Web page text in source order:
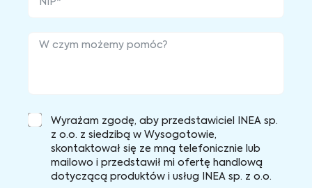
Wyrażam zgodę, aby przedstawiciel INEA sp.
z o.o. z siedzibą w Wysogotowie,
skontaktował się ze mną telefonicznie lub
mailowo i przedstawił mi ofertę handlową
dotyczącą produktów i usług INEA sp. z o.o.